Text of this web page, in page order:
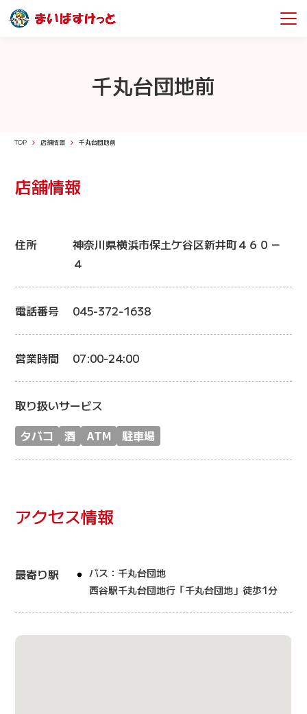
千丸台団地前
TOP 店舗情報 千丸台団地前
店舗情報
住所
神奈川県横浜市保土ケ谷区新井町４６０－
４
電話番号 045-372-1638
営業時間 07:00-24:00
取り扱いサービス
タバコ
酒 ATM 駐車場
アクセス情報
最寄り駅
バス：千丸台団地
西谷駅千丸台団地行「千丸台団地」徒歩1分